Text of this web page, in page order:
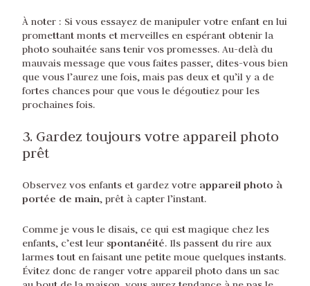
À noter : Si vous essayez de manipuler votre enfant en lui
promettant monts et merveilles en espérant obtenir la
photo souhaitée sans tenir vos promesses. Au-delà du
mauvais message que vous faites passer, dites-vous bien
que vous l’aurez une fois, mais pas deux et qu’il y a de
fortes chances pour que vous le dégoutiez pour les
prochaines fois.
3. Gardez toujours votre appareil photo
prêt
Observez vos enfants et gardez votre appareil photo à
portée de main, prêt à capter l’instant.
Comme je vous le disais, ce qui est magique chez les
enfants, c’est leur spontanéité. Ils passent du rire aux
larmes tout en faisant une petite moue quelques instants.
Évitez donc de ranger votre appareil photo dans un sac